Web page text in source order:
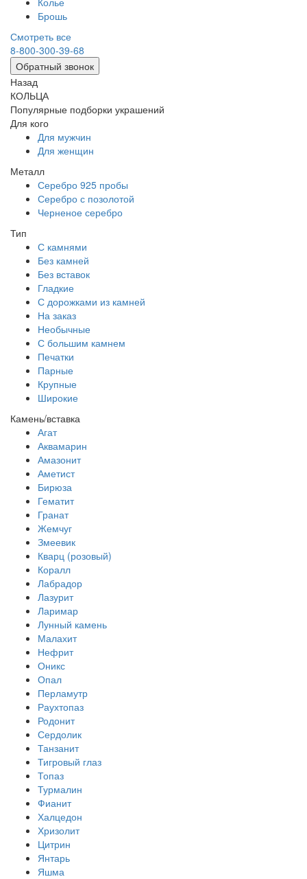
Брошь
Смотреть все
8-800-300-39-68
Обратный звонок
Назад
КОЛЬЦА
Популярные подборки украшений
Для кого
Для мужчин
Для женщин
Металл
Серебро 925 пробы
Серебро с позолотой
Черненое серебро
Тип
С камнями
Без камней
Без вставок
Гладкие
С дорожками из камней
На заказ
Необычные
С большим камнем
Печатки
Парные
Крупные
Широкие
Камень/вставка
Агат
Аквамарин
Амазонит
Аметист
Бирюза
Гематит
Гранат
Жемчуг
Змеевик
Кварц (розовый)
Коралл
Лабрадор
Лазурит
Ларимар
Лунный камень
Малахит
Нефрит
Оникс
Опал
Перламутр
Раухтопаз
Родонит
Сердолик
Танзанит
Тигровый глаз
Топаз
Турмалин
Фианит
Халцедон
Хризолит
Цитрин
Янтарь
Яшма